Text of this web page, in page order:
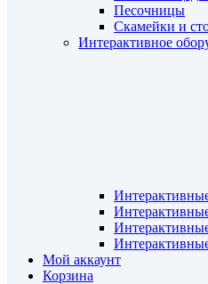
Песочницы
Скамейки и
Интерактивное
Мой аккаунт
Корзина